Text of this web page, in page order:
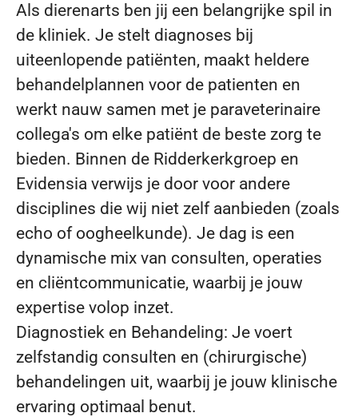
Als dierenarts ben jij een belangrijke spil in
de kliniek. Je stelt diagnoses bij
uiteenlopende patiënten, maakt heldere
behandelplannen voor de patienten en
werkt nauw samen met je paraveterinaire
collega's om elke patiënt de beste zorg te
bieden. Binnen de Ridderkerkgroep en
Evidensia verwijs je door voor andere
disciplines die wij niet zelf aanbieden (zoals
echo of oogheelkunde). Je dag is een
dynamische mix van consulten, operaties
en cliëntcommunicatie, waarbij je jouw
expertise volop inzet.
Diagnostiek en Behandeling: Je voert
zelfstandig consulten en (chirurgische)
behandelingen uit, waarbij je jouw klinische
ervaring optimaal benut.